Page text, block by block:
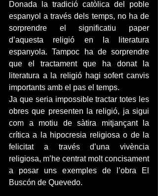
Donada la tradició catòlica del poble
espanyol a través dels temps, no ha de
sorprendre el significatiu paper
d’aquesta religió en la literatura
espanyola. Tampoc ha de sorprendre
que el tractament que ha donat la
literatura a la religió hagi sofert canvis
importants amb el pas el temps.
Ja que seria impossible tractar totes les
obres que presenten la religió, ja sigui
com a motiu de sàtira mitjançant la
crítica a la hipocresia religiosa o de la
felicitat a través d’una vivència
religiosa, m’he centrat molt concisament
a posar uns exemples de l’obra El
Buscón de Quevedo.